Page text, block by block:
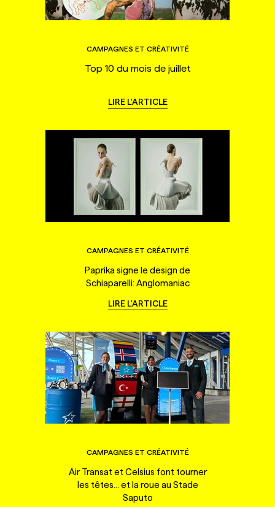
CAMPAGNES ET CRÉATIVITÉ
Top 10 du mois de juillet
LIRE L'ARTICLE
CAMPAGNES ET CRÉATIVITÉ
Paprika signe le design de
Schiaparelli: Anglomaniac
LIRE L'ARTICLE
CAMPAGNES ET CRÉATIVITÉ
Air Transat et Celsius font tourner
les têtes... et la roue au Stade
Saputo